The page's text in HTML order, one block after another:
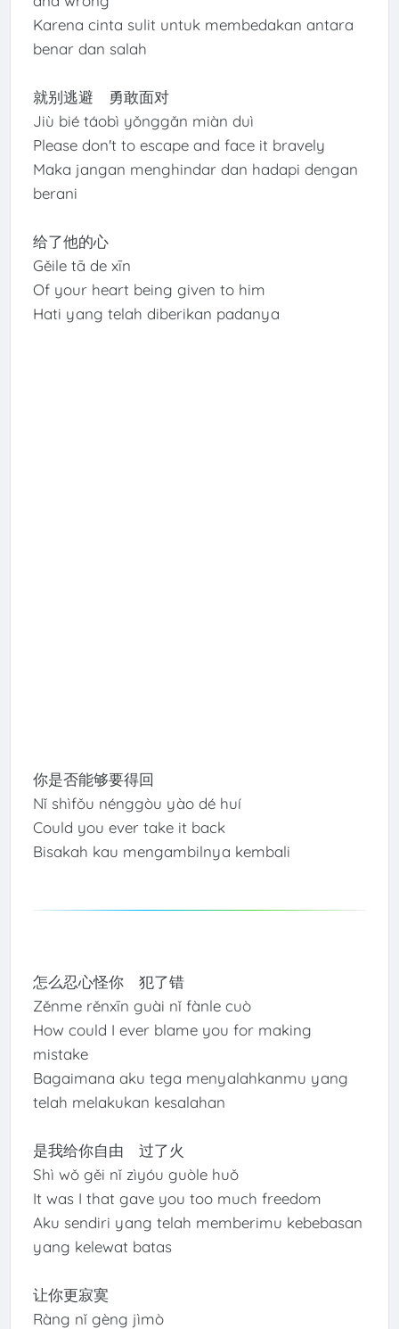
Karena cinta sulit untuk membedakan antara
benar dan salah
就别逃避 勇敢面对
Jiù bié táobì yǒnggǎn miàn duì
Please don't to escape and face it bravely
Maka jangan menghindar dan hadapi dengan
berani
给了他的心
Gěile tā de xīn
Of your heart being given to him
Hati yang telah diberikan padanya
你是否能够要得回
Nǐ shìfǒu nénggòu yào dé huí
Could you ever take it back
Bisakah kau mengambilnya kembali
怎么忍心怪你 犯了错
Zěnme rěnxīn guài nǐ fànle cuò
How could I ever blame you for making
mistake
Bagaimana aku tega menyalahkanmu yang
telah melakukan kesalahan
是我给你自由 过了火
Shì wǒ gěi nǐ zìyóu guòle huǒ
It was I that gave you too much freedom
Aku sendiri yang telah memberimu kebebasan
yang kelewat batas
让你更寂寞
Ràng nǐ gèng jìmò